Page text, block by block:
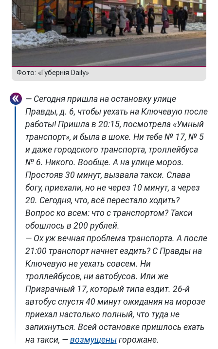
Фото: «Губернiя Daily»
— Сегодня пришла на остановку улице
Правды, д. 6, чтобы уехать на Ключевую после
работы! Пришла в 20:15, посмотрела «Умный
транспорт», и была в шоке. Ни тебе № 17, № 5
и даже городского транспорта, троллейбуса
№ 6. Никого. Вообще. А на улице мороз.
Простояв 30 минут, вызвала такси. Слава
богу, приехали, но не через 10 минут, а через
20. Сегодня, что, всё перестало ходить?
Вопрос ко всем: что с транспортом? Такси
обошлось в 200 рублей.
— Ох уж вечная проблема транспорта. А после
21:00 транспорт начнет ездить? С Правды на
Ключевую не уехать совсем. Ни
троллейбусов, ни автобусов. Или же
Призрачный 17, который типа ездит. 26-й
автобус спустя 40 минут ожидания на морозе
приехал настолько полный, что туда не
запихнуться. Всей остановке пришлось ехать
на такси, — возмущеныгорожане.